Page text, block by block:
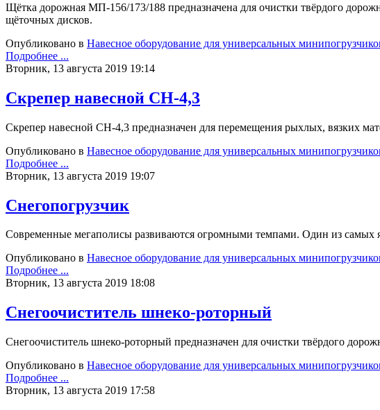
Щётка дорожная МП-156/173/188 предназначена для очистки твёрдого
щёточных дисков.
Опубликовано в Навесное оборудование для универсальных
Подробнее ...
Вторник, 13 августа 2019 19:14
Скрепер навесной СН-4,3
Скрепер навесной СН-4,3 предназначен для перемещения рыхлых, вязких
Опубликовано в Навесное оборудование для универсальных
Подробнее ...
Вторник, 13 августа 2019 19:07
Снегопогрузчик
Современные мегаполисы развиваются огромными темпами. Один из самых
Опубликовано в Навесное оборудование для универсальных
Подробнее ...
Вторник, 13 августа 2019 18:08
Снегоочиститель шнеко-роторный
Снегоочиститель шнеко-роторный предназначен для очистки твёрдого
Опубликовано в Навесное оборудование для универсальных
Подробнее ...
Вторник, 13 августа 2019 17:58